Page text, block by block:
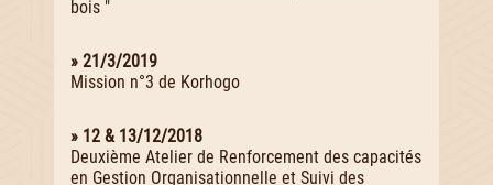
bois "
» 21/3/2019
Mission n°3 de Korhogo
» 12 & 13/12/2018
Deuxième Atelier de Renforcement des capacités
en Gestion Organisationnelle et Suivi des